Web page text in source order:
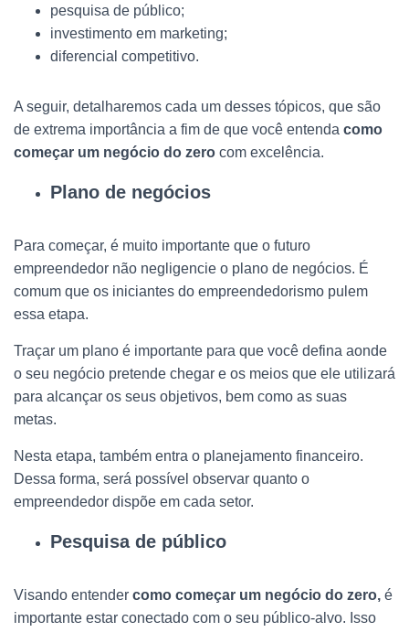
pesquisa de público;
investimento em marketing;
diferencial competitivo.
A seguir, detalharemos cada um desses tópicos, que são
de extrema importância a fim de que você entenda como
começar um negócio do zero com excelência.
Plano de negócios
Para começar, é muito importante que o futuro
empreendedor não negligencie o plano de negócios. É
comum que os iniciantes do empreendedorismo pulem
essa etapa.
Traçar um plano é importante para que você defina aonde
o seu negócio pretende chegar e os meios que ele utilizará
para alcançar os seus objetivos, bem como as suas
metas.
Nesta etapa, também entra o planejamento financeiro.
Dessa forma, será possível observar quanto o
empreendedor dispõe em cada setor.
Pesquisa de público
Visando entender como começar um negócio do zero, é
importante estar conectado com o seu público-alvo. Isso